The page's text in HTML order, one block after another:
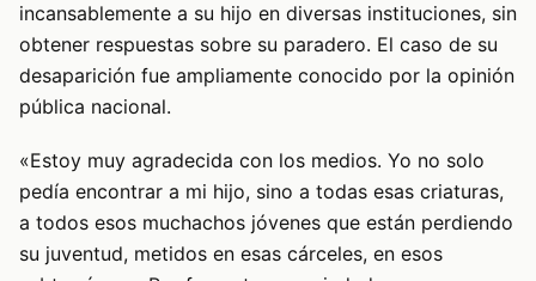
incansablemente a su hijo en diversas instituciones, sin
obtener respuestas sobre su paradero. El caso de su
desaparición fue ampliamente conocido por la opinión
pública nacional.
«Estoy muy agradecida con los medios. Yo no solo
pedía encontrar a mi hijo, sino a todas esas criaturas,
a todos esos muchachos jóvenes que están perdiendo
su juventud, metidos en esas cárceles, en esos